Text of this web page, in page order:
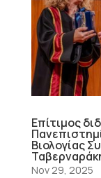
Επίτιμος
Βιολογίας
Nov 29, 2025